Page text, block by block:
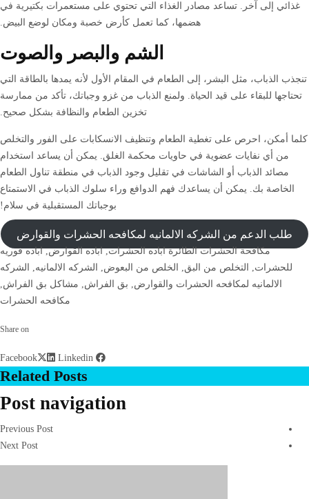
غذائي إلى آخر. تساعد مصادر الغذاء التي تحتوي على مستعمرات بكتيرية في
هضمها، كما تعمل كأرض خصبة ومكان لوضع البيض.
الشم والبصر والصوت
تنجذب الذباب، مثل البشر، إلى الطعام في المقام الأول لأنه يمدها بالطاقة التي
تحتاجها للبقاء على قيد الحياة. ولمنع الذباب من غزو وجباتك، تأكد من ممارسة
تخزين الطعام والنظافة بشكل صحيح.
كلما أمكن، احرص على تغطية الطعام وتنظيف الانسكابات على الفور والتخلص
من أي نفايات عضوية في حاويات محكمة الغلق. يمكن أن يساعد استخدام
مصائد الذباب أو الشاشات في تقليل وجود الذباب في منطقة تناول الطعام
الخاصة بك. يمكن أن يساعدك فهم الدوافع وراء سلوك الذباب في الاستمتاع
بوجباتك المستقبلية في سلام!
طلب الدعم من الشركه الالمانيه لمكافحه الحشرات والقوارض
مكافحة الحشرات الطائرة اباده الحشرات,اباده القوارض,اباده فوريه
للحشرات, التخلص من البق, الخلص من البعوض, الشركه الالمانيه,
الشركه
الالمانيه لمكافحه الحشرات والقوارض, بق الفراش, مشاكل بق الفراش,
مكافحه الحشرات
Share on
Linkedin
Related Posts
Post navigation
Previous Post
Next Post